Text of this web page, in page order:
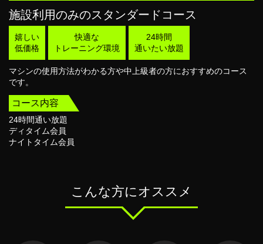
施設利用のみのスタンダードコース
嬉しい
低価格
快適な
トレーニング環境
24時間
通いたい放題
マシンの使用方法がわかる方や中上級者の方におすすめのコース
です。
コース内容
24時間通い放題
ディタイム会員
ナイトタイム会員
こんな方にオススメ